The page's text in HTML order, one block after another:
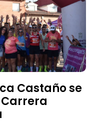
Castaño se